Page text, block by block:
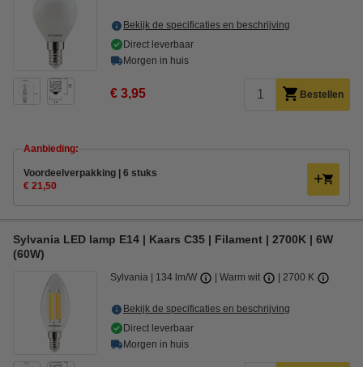
Bekijk de specificaties en beschrijving
Direct leverbaar
Morgen in huis
€ 3,95 Bestellen
Aanbieding:
Voordeelverpakking | 6 stuks
€ 21,50
Sylvania LED lamp E14 | Kaars C35 | Filament | 2700K | 6W
(60W)
Sylvania 134 lm/W Warm wit 2700 K
Bekijk de specificaties en beschrijving
Direct leverbaar
Morgen in huis